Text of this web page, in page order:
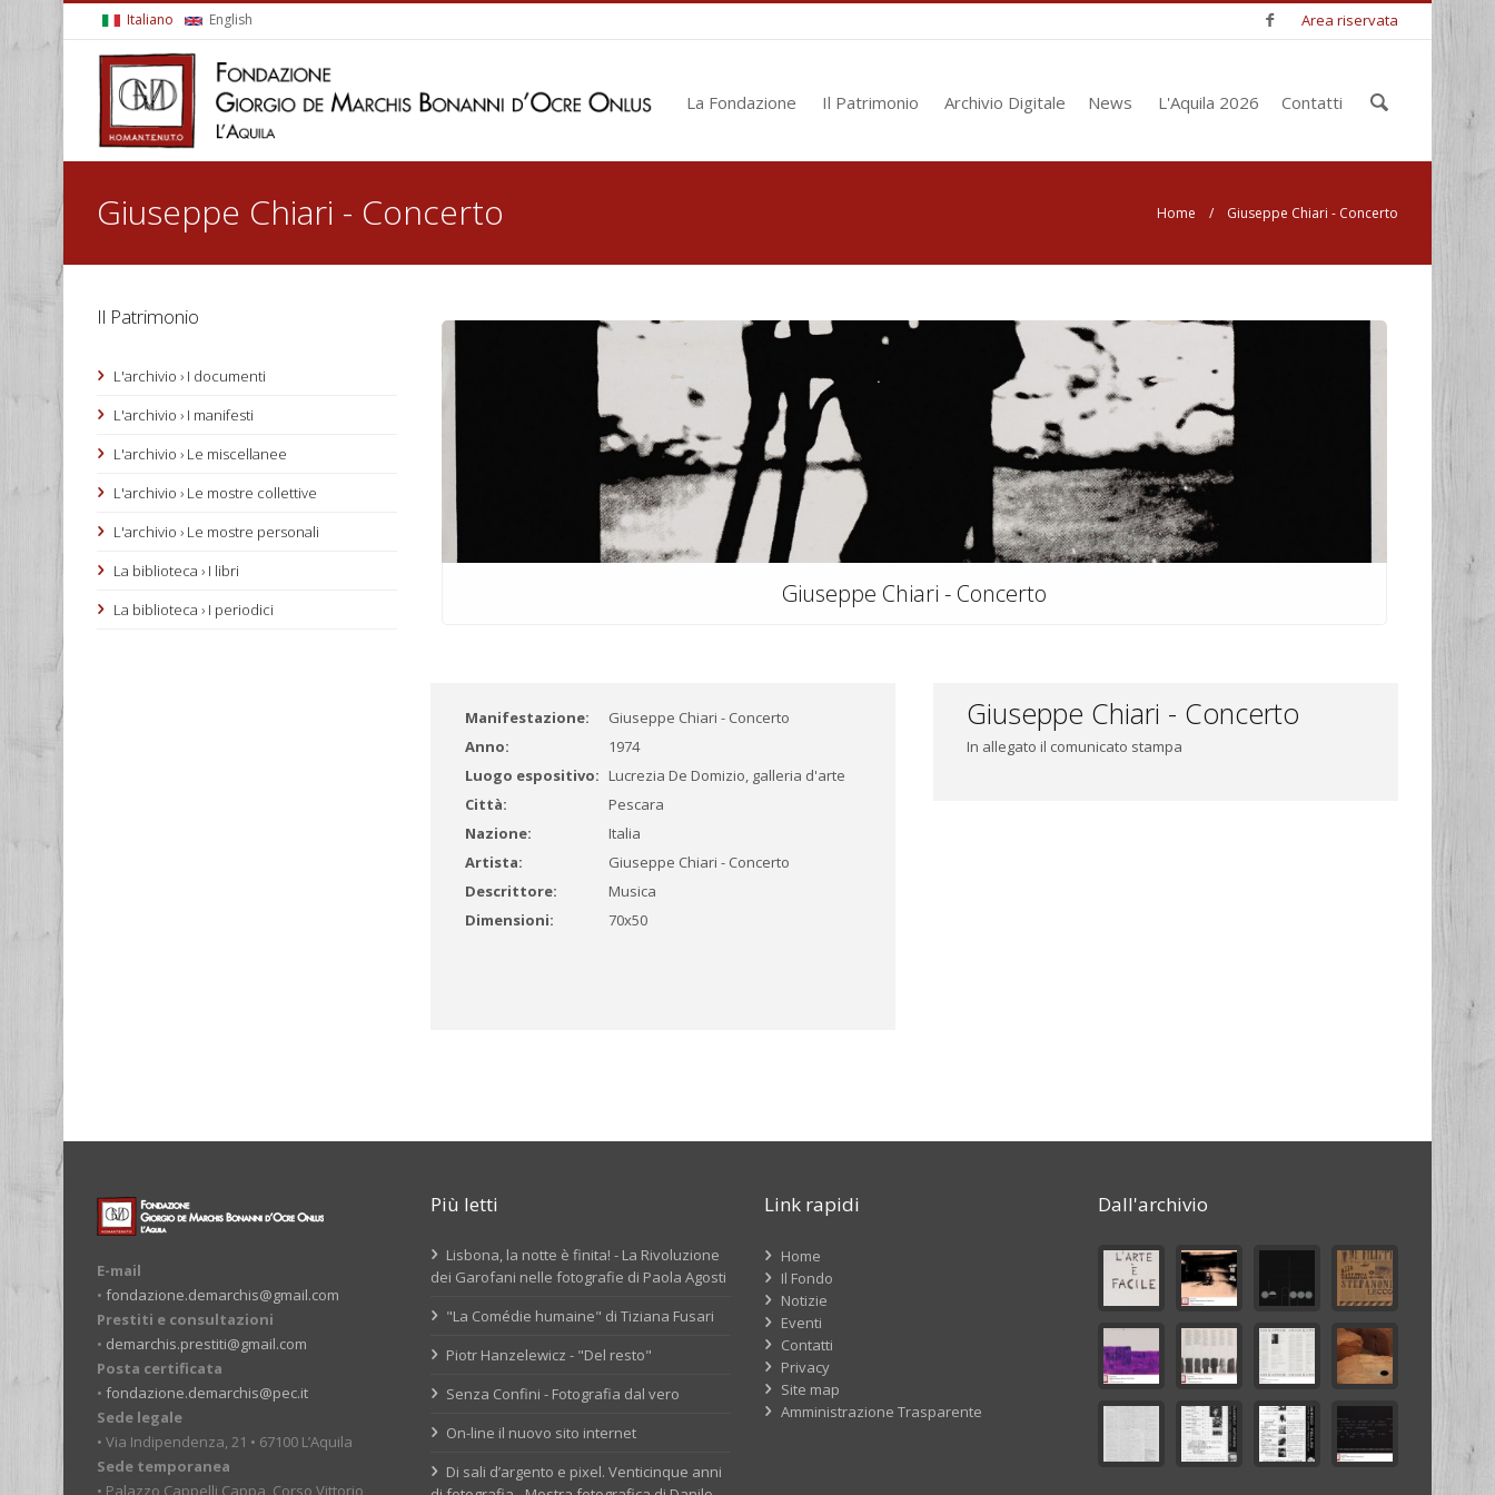
Salta al contenuto principale
Italiano English Area riservata
La Fondazione Il Patrimonio Archivio Digitale News L'Aquila 2026 Contatti
Inserisci
le chiavi
ricerca
Giuseppe Chiari - Concerto
Tu sei qui Home / Giuseppe Chiari - Concerto
Il Patrimonio
L'archivio › I documenti
L'archivio › I manifesti
L'archivio › Le miscellanee
L'archivio › Le mostre collettive
L'archivio › Le mostre personali
La biblioteca › I libri
La biblioteca › I periodici
Giuseppe Chiari - Concerto
Manifestazione:
Giuseppe Chiari - Concerto
Anno:
1974
Luogo espositivo: Lucrezia De Domizio, galleria d'arte
Città:
Pescara
Nazione:
Italia
Artista:
Giuseppe Chiari - Concerto
Descrittore:
Musica
Dimensioni:
70x50
Giuseppe Chiari - Concerto
In allegato il comunicato stampa
E-mail
• fondazione.demarchis@gmail.com
Prestiti e consultazioni
• demarchis.prestiti@gmail.com
Posta certificata
• fondazione.demarchis@pec.it
Sede legale
• Via Indipendenza, 21 • 67100 L’Aquila
Sede temporanea
• Palazzo Cappelli Cappa, Corso Vittorio
Più letti
Lisbona, la notte è finita! - La Rivoluzione
dei Garofani nelle fotografie di Paola Agosti
"La Comédie humaine" di Tiziana Fusari
Piotr Hanzelewicz - "Del resto"
Senza Confini - Fotografia dal vero
On-line il nuovo sito internet
Di sali d’argento e pixel. Venticinque anni
Link rapidi
Home
Il Fondo
Notizie
Eventi
Contatti
Privacy
Site map
Amministrazione Trasparente
Dall'archivio